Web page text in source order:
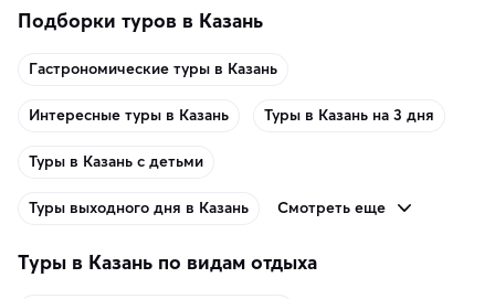
Подборки туров в Казань
Гастрономические туры в Казань
Интересные туры в Казань Туры в Казань на 3 дня
Туры в Казань с детьми
Туры выходного дня в Казань Смотреть еще
Туры в Казань по видам отдыха